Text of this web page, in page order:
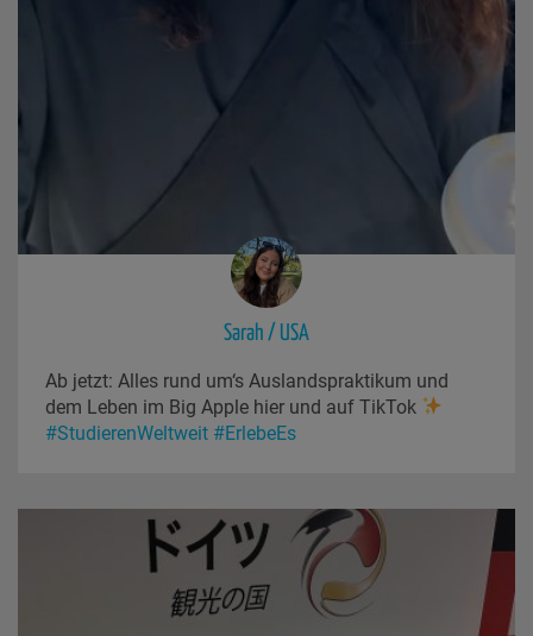
Sarah / USA
Ab jetzt: Alles rund um‘s Auslandspraktikum und
dem Leben im Big Apple hier und auf TikTok
#StudierenWeltweit #ErlebeEs